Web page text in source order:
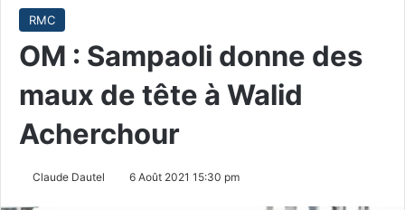
RMC
OM : Sampaoli donne des
maux de tête à Walid
Acherchour
Claude Dautel 6 Août 2021 15:30 pm